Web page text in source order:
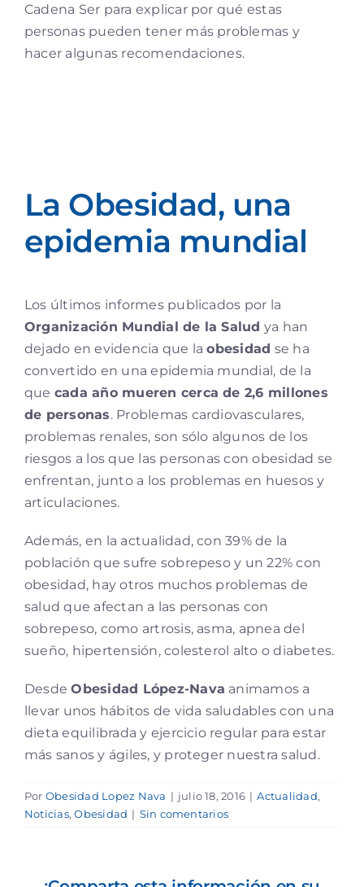
Cadena Ser para explicar por qué estas
personas pueden tener más problemas y
hacer algunas recomendaciones.
La Obesidad, una
epidemia mundial
Los últimos informes publicados por la
Organización Mundial de la Salud ya han
dejado en evidencia que laobesidad se ha
convertido en una epidemia mundial, de la
que cada año mueren cerca de 2,6 millones
de personas. Problemas cardiovasculares,
problemas renales, son sólo algunos de los
riesgos a los que las personas con obesidad se
enfrentan, junto a los problemas en huesos y
articulaciones.
Además, en la actualidad, con 39% de la
población que sufre sobrepeso y un 22% con
obesidad, hay otros muchos problemas de
salud que afectan a las personas con
sobrepeso, como artrosis, asma, apnea del
sueño, hipertensión, colesterol alto o diabetes.
DesdeObesidad López-Nava animamos a
llevar unos hábitos de vida saludables con una
dieta equilibrada y ejercicio regular para estar
más sanos y ágiles, y proteger nuestra salud.
Por Obesidad Lopez Nava | julio 18, 2016 | Actualidad,
Noticias,Obesidad | Sin comentarios